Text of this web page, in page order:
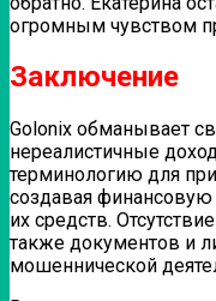
огромным чувством
Заключение
Golonix обманывает
нереалистичные
терминологию для
создавая
их средств.
также документов и
мошеннической